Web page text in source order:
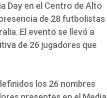
Day en el Centro de Alto
de 28 futbolistas
El evento se llevó a
de 26 jugadores que
los 26 nombres